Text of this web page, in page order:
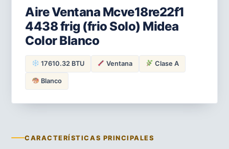
Aire Ventana Mcve18re22f1
4438 frig (frio Solo) Midea
Color Blanco
17610.32 BTU Ventana Clase A
Blanco
CARACTERÍSTICAS PRINCIPALES